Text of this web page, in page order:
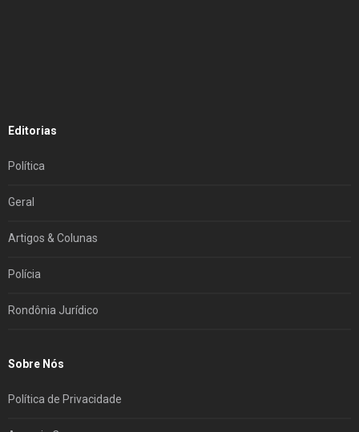
Editorias
Política
Geral
Artigos & Colunas
Polícia
Rondônia Jurídico
Sobre Nós
Política de Privacidade